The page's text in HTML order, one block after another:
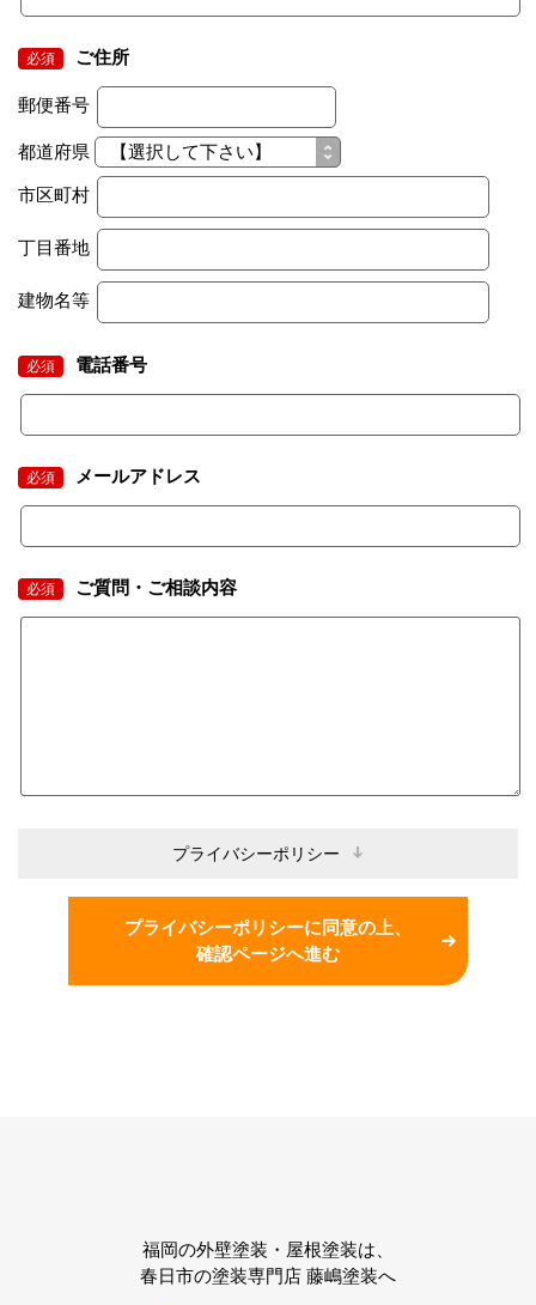
必須 ご住所
郵便番号
都道府県
市区町村
丁目番地
建物名等
必須 電話番号
必須 メールアドレス
必須 ご質問・ご相談内容
プライバシーポリシー
プライバシーポリシーに同意の上、
確認ページへ進む
福岡の外壁塗装・屋根塗装は、
春日市の塗装専門店 藤嶋塗装へ